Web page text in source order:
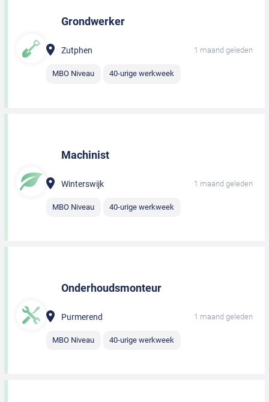
Grondwerker
Zutphen 1 maand geleden
MBO Niveau 40-urige werkweek
Machinist
Winterswijk 1 maand geleden
MBO Niveau 40-urige werkweek
Onderhoudsmonteur
Purmerend 1 maand geleden
MBO Niveau 40-urige werkweek